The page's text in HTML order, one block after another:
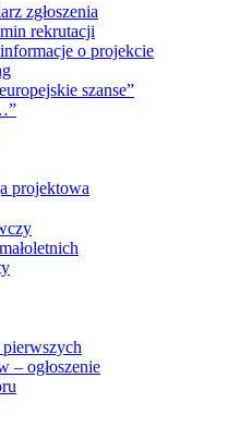
zgłoszenia
rekrutacji
o projekcie
szanse”
projektowa
– ogłoszenie